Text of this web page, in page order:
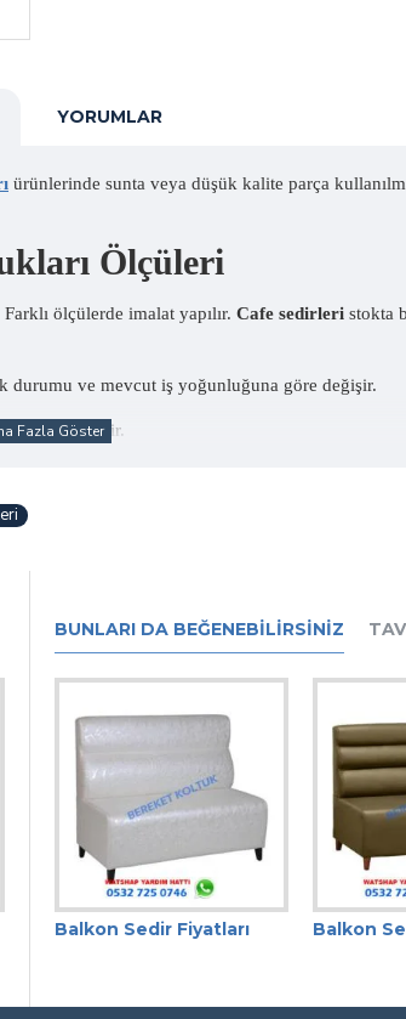
YORUMLAR
ürünlerinde sunta veya düşük kalite parça
Ölçüleri
ölçülerde imalat yapılır. Cafe sedirleri stokta
durumu ve mevcut iş yoğunluğuna göre değişir.
değişebilir.
BUNLARI DA BEĞENEBILIRSINIZ
Balkon Sedir Fiyatları Balkon